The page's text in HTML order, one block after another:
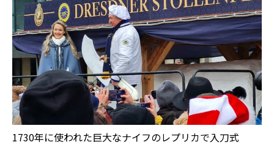
1730年に使われた巨大なナイフのレプリカで入刀式